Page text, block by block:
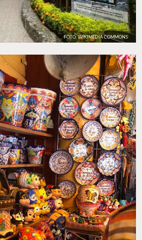
FOTO: WIKIMEDIA COMMONS